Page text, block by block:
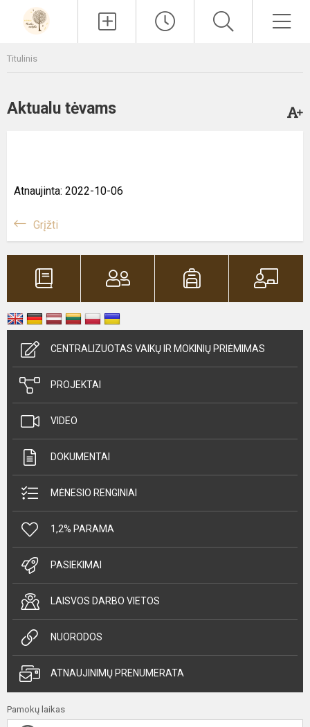
Titulinis
Aktualu tėvams
Atnaujinta: 2022-10-06
Grįžti
CENTRALIZUOTAS VAIKŲ IR MOKINIŲ PRIĖMIMAS
PROJEKTAI
VIDEO
DOKUMENTAI
MĖNESIO RENGINIAI
1,2% PARAMA
PASIEKIMAI
LAISVOS DARBO VIETOS
NUORODOS
ATNAUJINIMŲ PRENUMERATA
Pamokų laikas